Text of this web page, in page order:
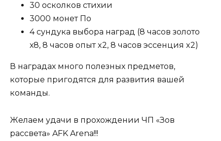
30 осколков стихии
3000 монет По
4 сундука выбора наград (8 часов золото
х8, 8 часов опыт x2, 8 часов эссенция x2)
В наградах много полезных предметов,
которые пригодятся для развития вашей
команды.
Желаем удачи в прохождении ЧП «Зов
рассвета» AFK Arena!!!